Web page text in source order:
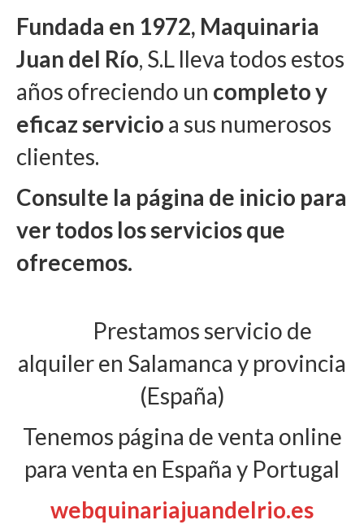
Fundada en 1972, Maquinaria
Juan del Río, S.L lleva todos estos
años ofreciendo un completo y
eficaz servicio a sus numerosos
clientes.
Consulte la página de inicio para
ver todos los servicios que
ofrecemos.
Prestamos servicio de
alquiler en Salamanca y provincia
(España)
Tenemos página de venta online
para venta en España y Portugal
webquinariajuandelrio.es